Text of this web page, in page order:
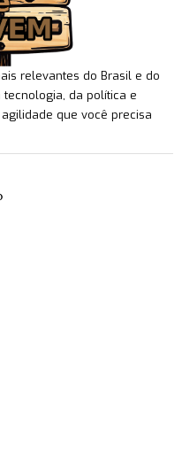
relevantes do Brasil e do
da política e
que você precisa